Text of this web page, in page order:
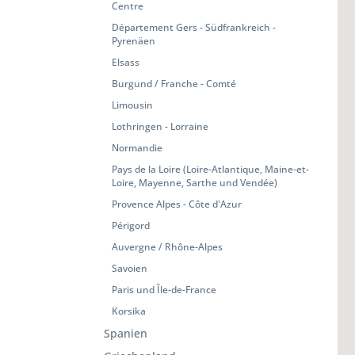
Centre
Département Gers - Südfrankreich -
Pyrenäen
Elsass
Burgund / Franche - Comté
Limousin
Lothringen - Lorraine
Normandie
Pays de la Loire (Loire-Atlantique, Maine-et-
Loire, Mayenne, Sarthe und Vendée)
Provence Alpes - Côte d'Azur
Périgord
Auvergne / Rhône-Alpes
Savoien
Paris und Île-de-France
Korsika
Spanien